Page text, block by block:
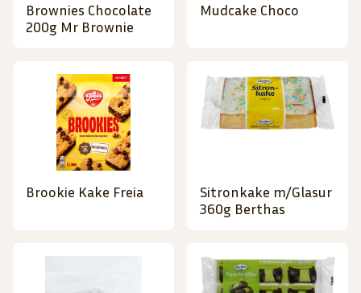
Brownies Chocolate
200g Mr Brownie
Mudcake Choco
Brookie Kake Freia
Sitronkake m/Glasur
360g Berthas